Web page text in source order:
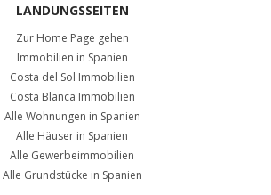
Alle Gewerbeimmobilien
Alle Grundstücke in Spanien
Málaga, Benalmádena
+34 951 23 59 59
info@tekce.com
Google Maps-
Standort